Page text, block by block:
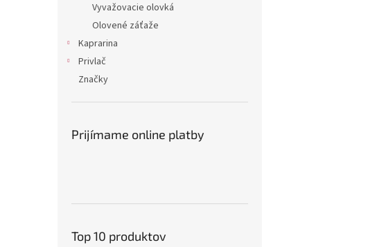
Vyvažovacie olovká
Olovené záťaže
Kaprarina
Privlač
Značky
Prijímame online platby
Top 10 produktov